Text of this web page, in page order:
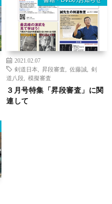
2021.02.07
剣道日本
昇段審査 佐藤誠
剣
道八段
模擬審査
３月号特集「昇段審査」に関
連して